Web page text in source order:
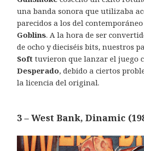
una banda sonora que utilizaba
parecidos a los del contemporáneo
Goblins. A la hora de ser
de ocho y dieciséis bits, nuestros
Soft tuvieron que lanzar el juego
Desperado, debido a ciertos
la licencia del original.
3 – West Bank, Dinamic